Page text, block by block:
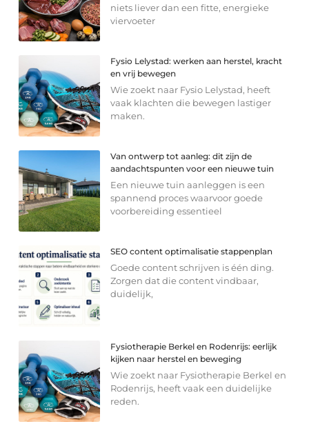
niets liever dan een fitte, energieke
viervoeter
Fysio Lelystad: werken aan herstel, kracht
en vrij bewegen
Wie zoekt naar Fysio Lelystad, heeft
vaak klachten die bewegen lastiger
maken.
Van ontwerp tot aanleg: dit zijn de
aandachtspunten voor een nieuwe tuin
Een nieuwe tuin aanleggen is een
spannend proces waarvoor goede
voorbereiding essentieel
SEO content optimalisatie stappenplan
Goede content schrijven is één ding.
Zorgen dat die content vindbaar,
duidelijk,
Fysiotherapie Berkel en Rodenrijs: eerlijk
kijken naar herstel en beweging
Wie zoekt naar Fysiotherapie Berkel en
Rodenrijs, heeft vaak een duidelijke
reden.